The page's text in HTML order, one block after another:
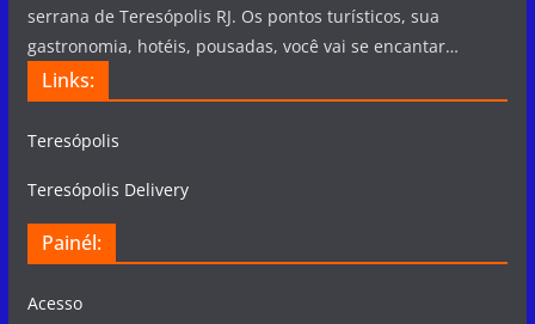
serrana de Teresópolis RJ. Os pontos turísticos, sua
gastronomia, hotéis, pousadas, você vai se encantar…
Links:
Teresópolis
Teresópolis Delivery
Painél:
Acesso